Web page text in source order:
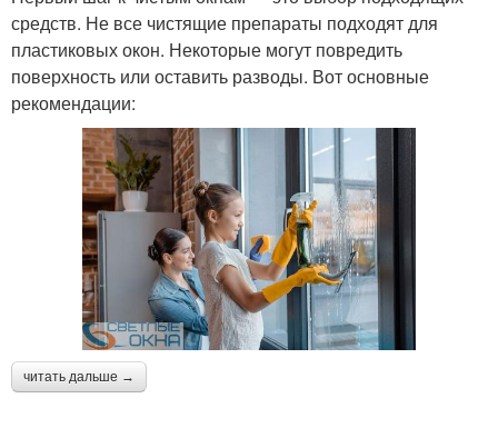
средств. Не все чистящие препараты подходят для
пластиковых окон. Некоторые могут повредить
поверхность или оставить разводы. Вот основные
рекомендации:
читать дальше →